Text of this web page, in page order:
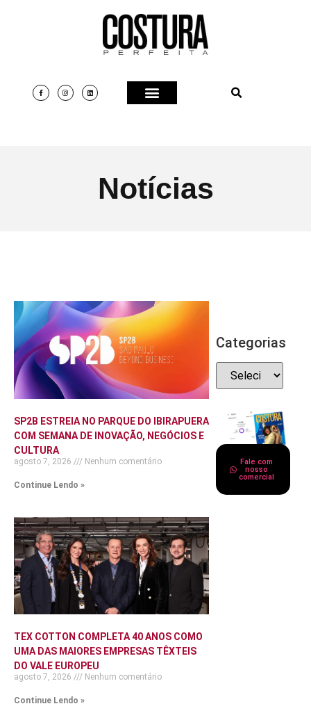
Notícias
SP2B ESTREIA NO PARQUE DO IBIRAPUERA
COM SEMANA DE INOVAÇÃO, NEGÓCIOS E
CULTURA
agosto 7, 2026 Nenhum comentário
Continue Lendo »
TEX COTTON COMPLETA 40 ANOS COMO
UMA DAS MAIORES EMPRESAS TÊXTEIS
DO VALE EUROPEU
agosto 7, 2026 Nenhum comentário
Continue Lendo »
Categorias
Fale com
nosso
comercial